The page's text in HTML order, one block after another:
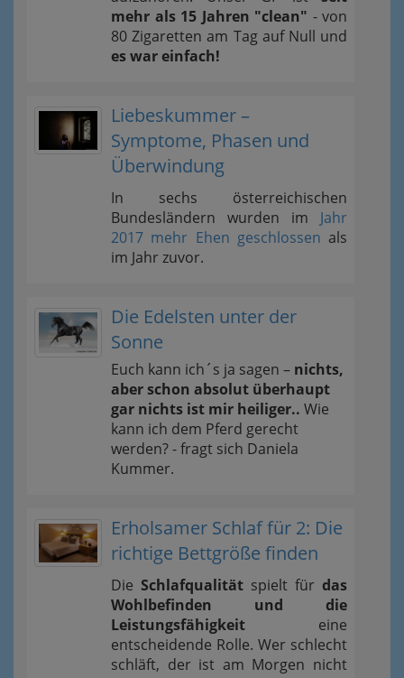
mehr als 15 Jahren "clean" - von
80 Zigaretten am Tag auf Null und
es war einfach!
Liebeskummer –
Symptome, Phasen und
Überwindung
In sechs österreichischen
Bundesländern wurden im Jahr
2017 mehr Ehen geschlossen als
im Jahr zuvor.
Die Edelsten unter der
Sonne
Euch kann ich´s ja sagen – nichts,
aber schon absolut überhaupt
gar nichts ist mir heiliger.. Wie
kann ich dem Pferd gerecht
werden? - fragt sich Daniela
Kummer.
Erholsamer Schlaf für 2: Die
richtige Bettgröße finden
Die Schlafqualität spielt für das
Wohlbefinden und die
Leistungsfähigkeit eine
entscheidende Rolle. Wer schlecht
schläft, der ist am Morgen nicht